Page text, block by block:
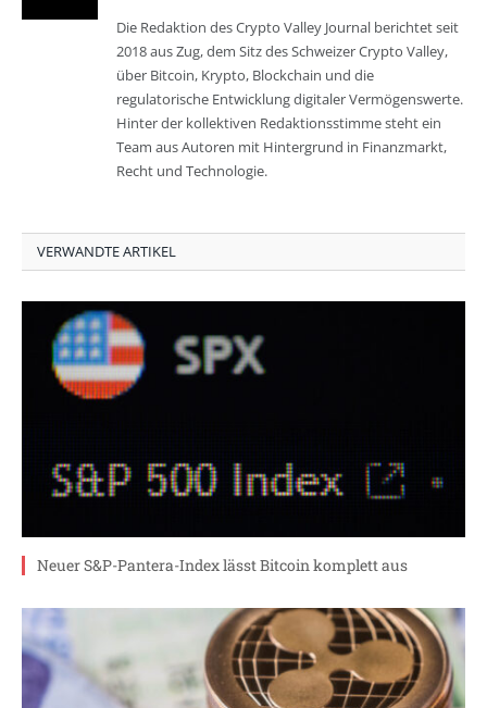
Die Redaktion des Crypto Valley Journal berichtet seit
2018 aus Zug, dem Sitz des Schweizer Crypto Valley,
über Bitcoin, Krypto, Blockchain und die
regulatorische Entwicklung digitaler Vermögenswerte.
Hinter der kollektiven Redaktionsstimme steht ein
Team aus Autoren mit Hintergrund in Finanzmarkt,
Recht und Technologie.
VERWANDTE ARTIKEL
Neuer S&P-Pantera-Index lässt Bitcoin komplett aus